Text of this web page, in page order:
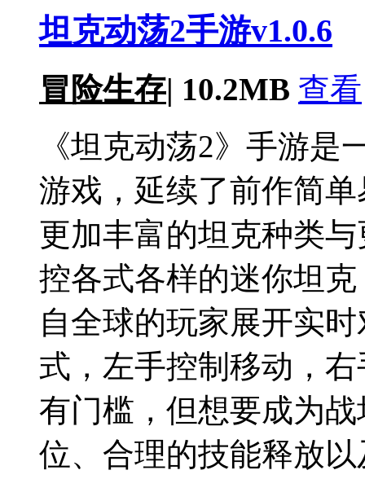
坦克动荡2手游v1.0.6
冒险生存| 10.2MB 查看
《坦克动荡2》手游
游戏，延续了前作简
更加丰富的坦克种类
控各式各样的迷你坦
自全球的玩家展开实
式，左手控制移动，
有门槛，但想要成为
位、合理的技能释放